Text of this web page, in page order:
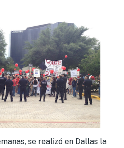
se realizó en Dallas la